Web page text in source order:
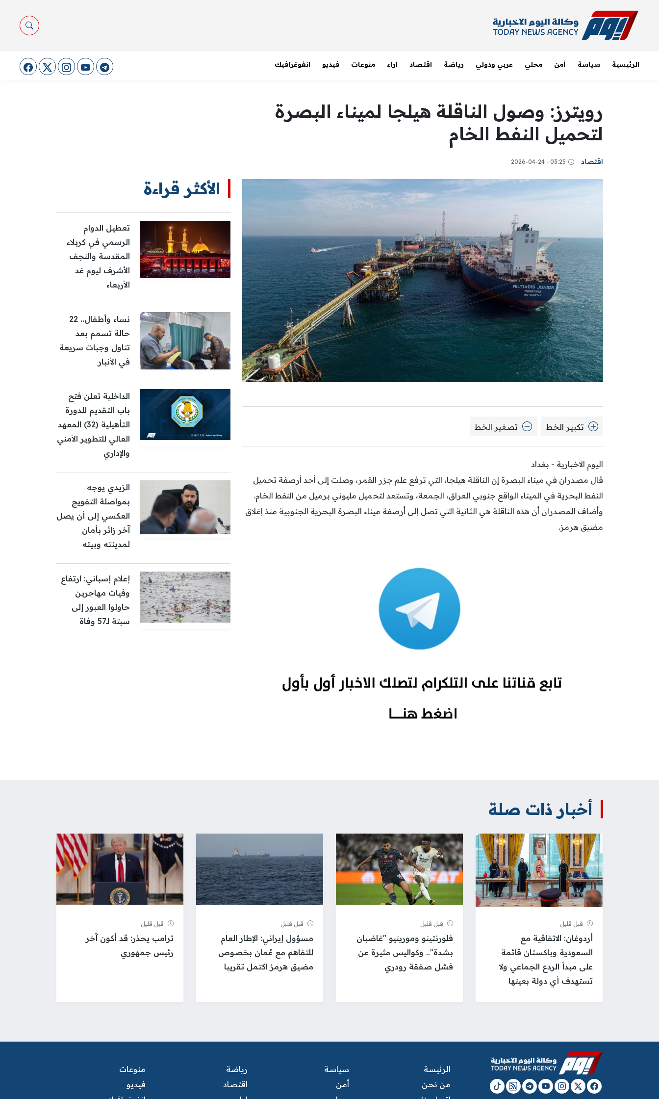
الرئيسية سياسة أمن محلي عربي ودولي رياضة اقتصاد اراء منوعات فيديو انفوغرافيك
رويترز: وصول الناقلة هيلجا لميناء البصرة
لتحميل النفط الخام
اقتصاد 03:25 - 2026-04-24
تكبير الخط تصغير الخط
اليوم الاخبارية - بغداد
قال مصدران في ميناء البصرة إن الناقلة هيلجا، التي ترفع علم جزر القمر، وصلت إلى أحد أرصفة تحميل
النفط البحرية في الميناء الواقع جنوبي العراق، الجمعة، وتستعد لتحميل مليوني برميل من النفط الخام.
وأضاف المصدران أن هذه الناقلة هي الثانية التي تصل إلى أرصفة ميناء البصرة البحرية الجنوبية منذ إغلاق
مضيق هرمز.
الأكثر قراءة
تعطيل الدوام
الرسمي في كربلاء
المقدسة والنجف
الأشرف ليوم غد
الأربعاء
نساء وأطفال.. 22
حالة تسمم بعد
تناول وجبات سريعة
في الأنبار
الداخلية تعلن فتح
باب التقديم للدورة
التأهيلية (32) المعهد
العالي للتطوير الأمني
والإداري
الزيدي يوجه
بمواصلة التفويج
العكسي إلى أن يصل
آخر زائر بأمان
لمدينته وبيته
إعلام إسباني: ارتفاع
وفيات مهاجرين
حاولوا العبور إلى
سبتة لـ57 وفاة
أخبار ذات صلة
قبل قلیل
أردوغان: الاتفاقية مع
السعودية وباكستان قائمة
على مبدأ الردع الجماعي ولا
تستهدف أي دولة بعينها
قبل قلیل
فلورنتينو ومورينيو "غاضبان
بشدة".. وكواليس مثيرة عن
فشل صفقة رودري
قبل قلیل
مسؤول إيراني: الإطار العام
للتفاهم مع عُمان بخصوص
مضيق هرمز اكتمل تقريبا
قبل قلیل
ترامب يحذر: قد أكون آخر
رئيس جمهوري
الرئيسة
من نحن
سياسة
أمن
رياضة
اقتصاد
منوعات
فيديو